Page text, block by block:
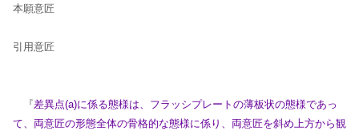
本願意匠
引用意匠
『差異点(a)に係る態様は、フラッシプレートの薄板状の態様であっ
て、両意匠の形態全体の骨格的な態様に係り、両意匠を斜め上方から観